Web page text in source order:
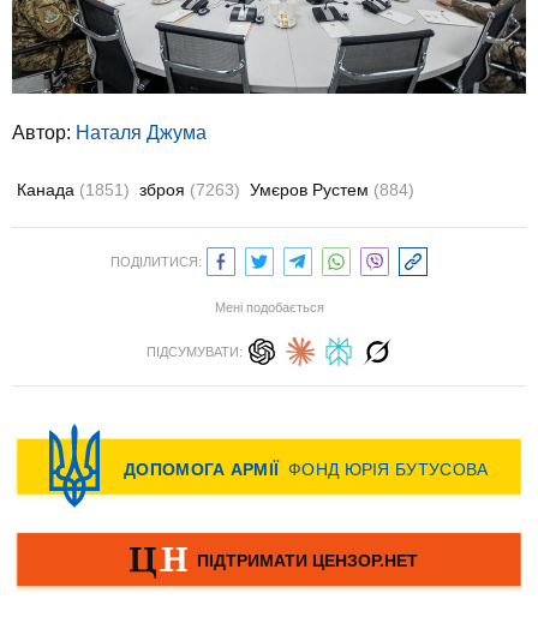
Автор: Наталя Джума
Канада (1851) зброя (7263) Умєров Рустем (884)
ПОДІЛИТИСЯ:
Мені подобається
ПІДСУМУВАТИ: